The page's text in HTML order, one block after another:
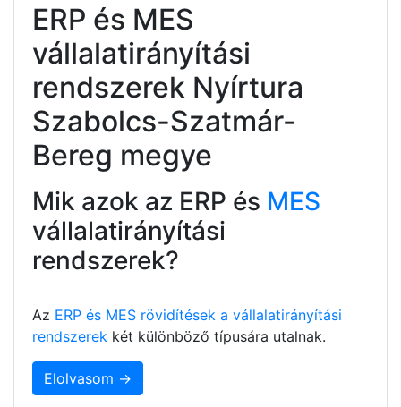
ERP és MES
vállalatirányítási
rendszerek Nyírtura
Szabolcs-Szatmár-
Bereg megye
Mik azok az ERP és MES
vállalatirányítási
rendszerek?
Az ERP és MES rövidítések a vállalatirányítási
rendszerek két különböző típusára utalnak.
Elolvasom →